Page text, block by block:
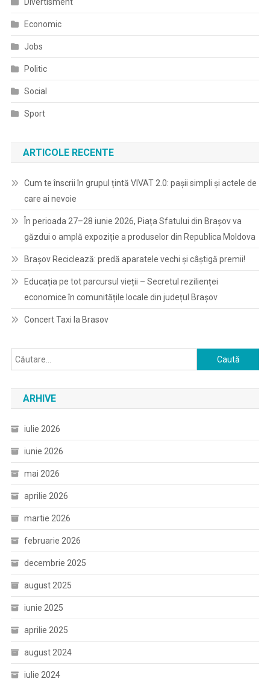
Economic
Jobs
Politic
Social
Sport
ARTICOLE RECENTE
Cum te înscrii în grupul țintă VIVAT 2.0: pașii simpli și actele de
care ai nevoie
În perioada 27–28 iunie 2026, Piața Sfatului din Brașov va
găzdui o amplă expoziție a produselor din Republica Moldova
Brașov Reciclează: predă aparatele vechi și câștigă premii!
Educația pe tot parcursul vieții – Secretul rezilienței
economice în comunitățile locale din județul Brașov
Concert Taxi la Brasov
Caută
după:
ARHIVE
iulie 2026
iunie 2026
mai 2026
aprilie 2026
martie 2026
februarie 2026
decembrie 2025
august 2025
iunie 2025
aprilie 2025
august 2024
iulie 2024